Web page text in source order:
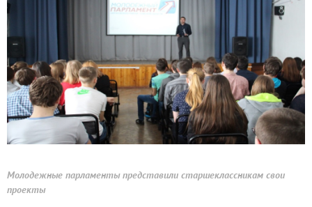
Молодежные парламенты представили старшеклассникам свои
проекты